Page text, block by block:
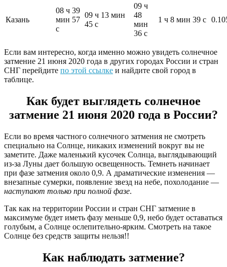
Казань
08 ч 39
мин 57
с
09 ч 13 мин
45 с
09 ч
48
мин
36 с
1 ч 8 мин 39 с
Если вам интересно, когда именно можно увидеть солнечное
затмение 21 июня 2020 года в других городах России и стран
СНГ перейдите по этой ссылке и найдите свой город в
таблице.
Как будет выглядеть солнечное
затмение 21 июня 2020 года в России?
Если во время частного солнечного затмения не смотреть
специально на Солнце, никаких изменений вокруг вы не
заметите. Даже маленький кусочек Солнца, выглядывающий
из-за Луны дает большую освещенность. Темнеть начинает
при фазе затмения около 0,9. А драматические изменения —
внезапные сумерки, появление звезд на небе, похолодание —
наступают только при полной фазе.
Так как на территории России и стран СНГ затмение в
максимуме будет иметь фазу меньше 0,9, небо будет оставаться
голубым, а Солнце ослепительно-ярким. Смотреть на такое
Солнце без средств защиты нельзя!!
Как наблюдать затмение?